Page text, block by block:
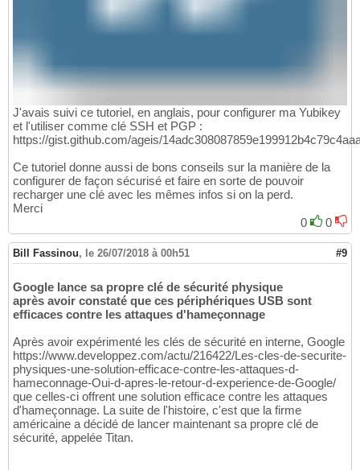
J'avais suivi ce tutoriel, en anglais, pour configurer ma Yubikey
et l'utiliser comme clé SSH et PGP :
https://gist.github.com/ageis/
Ce tutoriel donne aussi de bons conseils sur la manière de la
configurer de façon sécurisé et faire en sorte de pouvoir
recharger une clé avec les mêmes infos si on la perd.
Merci
0
0
Bill Fassinou, le 26/07/2018 à 00h51 #9
Google lance sa propre clé de sécurité physique
après avoir constaté que ces périphériques USB sont
efficaces contre les attaques d'hameçonnage
Après avoir expérimenté les clés de sécurité en interne, Google
https://www.developpez.com/actu/216422/Les-cles-de-securite-
physiques-une-solution-efficace-contre-les-attaques-d-
hameconnage-Oui-d-apres-le-retour-d-experience-de-Google/
que celles-ci offrent une solution efficace contre les attaques
d'hameçonnage. La suite de l'histoire, c'est que la firme
américaine a décidé de lancer maintenant sa propre clé de
sécurité, appelée Titan.